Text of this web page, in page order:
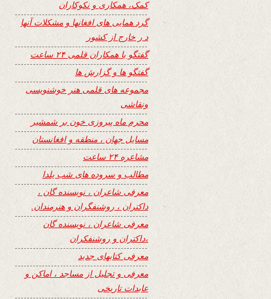
کمک، همکاری و نکوکاران
گرد همایی های افغانها و مشکلات آنها
د ر خارج از کشور
گفتگو با همکاران قلمی ۲۴ ساعت
گفتگو ها و گزارش ها
مجموعه های قلمی هنر خوشنویسی
ونقاشی
محرم ماه پیروزی خون بر شمشیر
مسایل جهان ، منطقه و افغانستان
مشاعره ۲۴ ساعت
مطالب و سروده های شب یلدا
معرفی شاعران ، نویسنده گان ،
داکتران ، روشنفگران و هنرمندان.
معرفی شاعران ، نویسنده گان
،داکتران و روشنفکران
معرفی کتابهای جدید
معرفی و تجلیل از مساجد ، اماکن و
عابدات تاریخی